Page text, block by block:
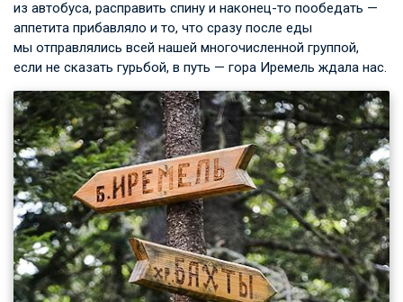
из автобуса, расправить спину и наконец-то пообедать —
аппетита прибавляло и то, что сразу после еды
мы отправлялись всей нашей многочисленной группой,
если не сказать гурьбой, в путь — гора Иремель ждала нас.